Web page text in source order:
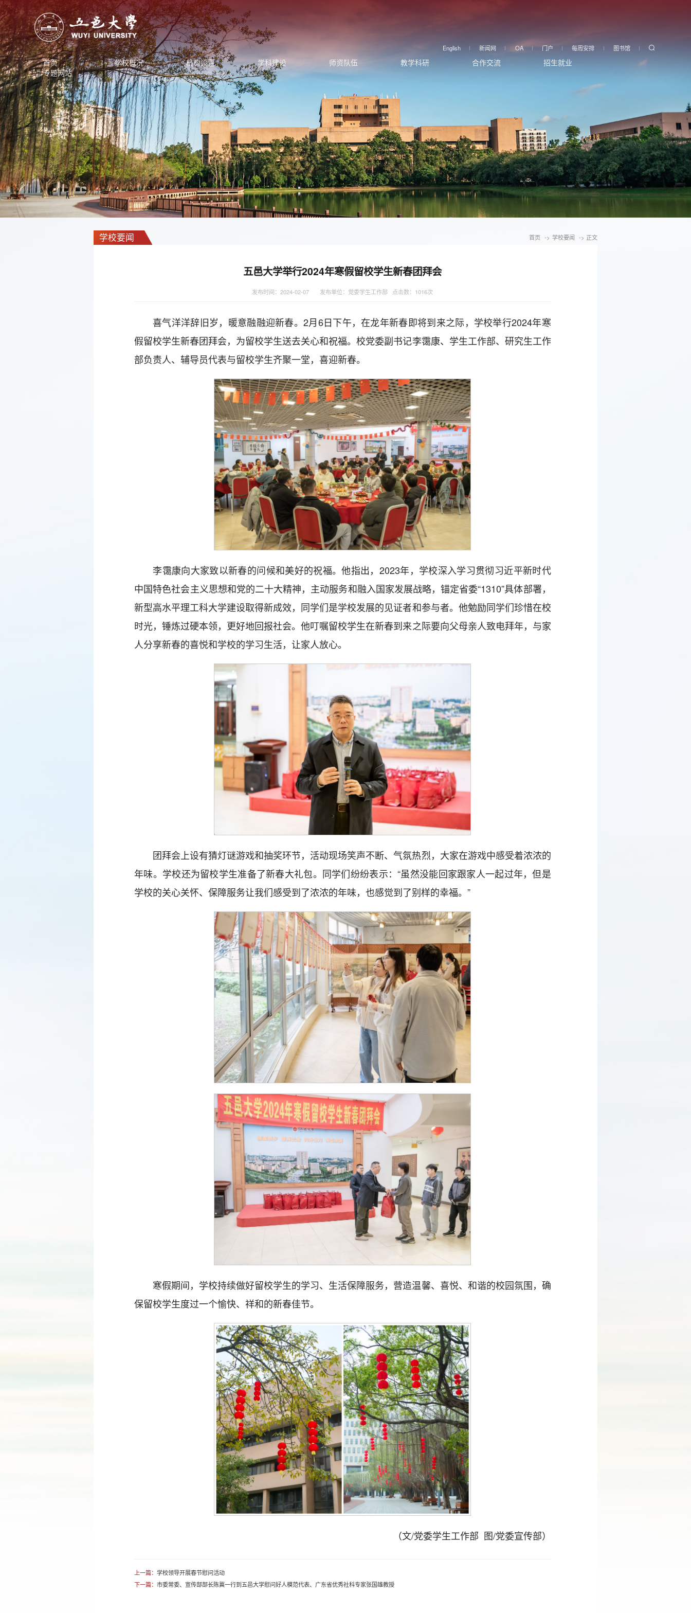
图书馆
每周安排
门户
OA
新闻网
English
首页 学校概况 机构设置 学科建设 师资队伍 教学科研 合作交流
招生就业
专题网站
学校要闻 首页 -> 学校要闻 -> 正文
五邑大学举行2024年寒假留校学生新春团拜会
发布时间：2024-02-07 发布单位：党委学生工作部 点击数： 1016次
喜气洋洋辞旧岁，暖意融融迎新春。2月6日下午，在龙年新春即将到来之际，学校举行2024年寒
假留校学生新春团拜会，为留校学生送去关心和祝福。校党委副书记李霭康、学生工作部、研究生工作
部负责人、辅导员代表与留校学生齐聚一堂，喜迎新春。
李霭康向大家致以新春的问候和美好的祝福。他指出，2023年，学校深入学习贯彻习近平新时代
中国特色社会主义思想和党的二十大精神，主动服务和融入国家发展战略，锚定省委“1310”具体部署，
新型高水平理工科大学建设取得新成效，同学们是学校发展的见证者和参与者。他勉励同学们珍惜在校
时光，锤炼过硬本领，更好地回报社会。他叮嘱留校学生在新春到来之际要向父母亲人致电拜年，与家
人分享新春的喜悦和学校的学习生活，让家人放心。
团拜会上设有猜灯谜游戏和抽奖环节，活动现场笑声不断、气氛热烈，大家在游戏中感受着浓浓的
年味。学校还为留校学生准备了新春大礼包。同学们纷纷表示：“虽然没能回家跟家人一起过年，但是
学校的关心关怀、保障服务让我们感受到了浓浓的年味，也感觉到了别样的幸福。”
寒假期间，学校持续做好留校学生的学习、生活保障服务，营造温馨、喜悦、和谐的校园氛围，确
保留校学生度过一个愉快、祥和的新春佳节。
（文/党委学生工作部 图/党委宣传部）
上一篇：学校领导开展春节慰问活动
下一篇：市委常委、宣传部部长陈冀一行到五邑大学慰问好人模范代表、广东省优秀社科专家张国雄教授